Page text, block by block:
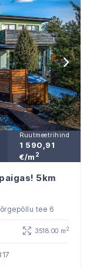
Ruutmeetrihind
1 590,91
€/m 2
5km
tee 6
3518.00 m 2